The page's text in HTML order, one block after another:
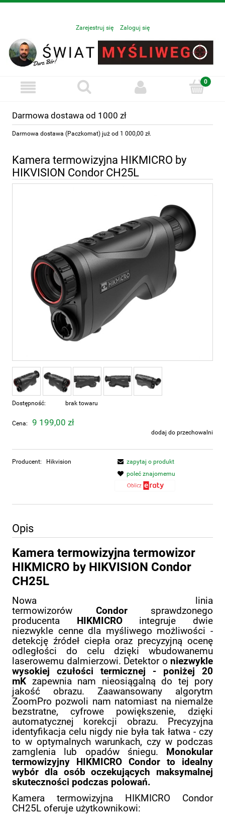
Zarejestruj się Zaloguj się
Darmowa dostawa od 1000 zł
Darmowa dostawa (Paczkomat) już od 1 000,00 zł.
Kamera termowizyjna HIKMICRO by
HIKVISION Condor CH25L
Dostępność: brak towaru
Cena: 9 199,00 zł
dodaj do przechowalni
Producent: Hikvision
zapytaj o produkt
poleć znajomemu
Opis
Kamera termowizyjna termowizor
HIKMICRO by HIKVISION Condor
CH25L
Nowa linia
termowizorów Condor sprawdzonego
producenta
HIKMICRO integruje dwie
niezwykle cenne dla myśliwego możliwości -
detekcję źródeł ciepła oraz precyzyjną ocenę
odległości do celu dzięki wbudowanemu
laserowemu dalmierzowi. Detektor o niezwykle
wysokiej czułości termicznej - poniżej 20
mK zapewnia nam nieosiągalną do tej pory
jakość obrazu. Zaawansowany algorytm
ZoomPro pozwoli nam natomiast na niemalże
bezstratne, cyfrowe powiększenie, dzięki
automatycznej korekcji obrazu. Precyzyjna
identyfikacja celu nigdy nie była tak łatwa - czy
to w optymalnych warunkach, czy w podczas
zamglenia lub opadów śniegu.
Monokular
termowizyjny HIKMICRO Condor to idealny
wybór dla osób oczekujących maksymalnej
skuteczności podczas polowań.
Kamera termowizyjna HIKMICRO Condor
CH25L oferuje użytkownikowi: